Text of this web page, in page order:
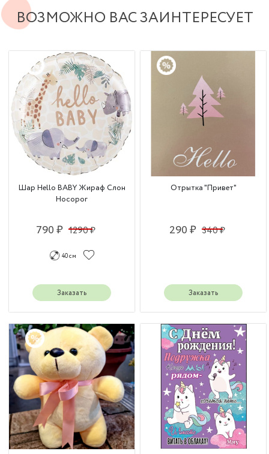
ВОЗМОЖНО ВАС ЗАИНТЕРЕСУЕТ
Шар Hello BABY Жираф Слон
Носорог
790 ₽ 1290 ₽
40 см
Заказать
Отрытка "Привет"
290 ₽ 340 ₽
Заказать